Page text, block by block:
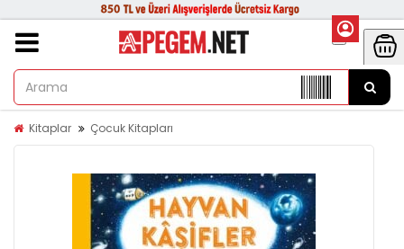
Kitaplar Çocuk Kitapları